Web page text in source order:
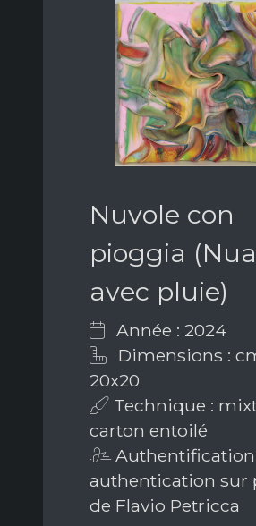
Nuvole con
pioggia
avec pluie)
Année : 2024
Dimensions :
20x20
Technique :
carton entoilé
Authentification
authentication sur
de Flavio Petricca